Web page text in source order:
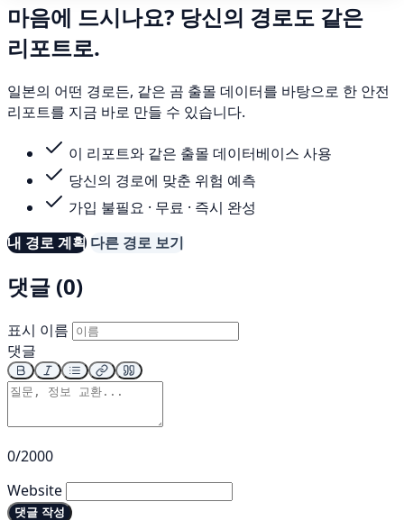
마음에 드시나요? 당신의 경로도 같은
리포트로.
일본의 어떤 경로든, 같은 곰 출몰 데이터를 바탕으로 한 안전
리포트를 지금 바로 만들 수 있습니다.
이 리포트와 같은 출몰 데이터베이스 사용
당신의 경로에 맞춘 위험 예측
가입 불필요 · 무료 · 즉시 완성
내 경로 계획 다른 경로 보기
댓글 (0)
표시 이름
댓글
0/2000
Website
댓글 작성